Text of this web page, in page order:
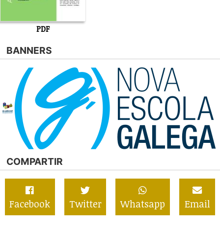
PDF
BANNERS
COMPARTIR
Facebook Twitter Whatsapp Email